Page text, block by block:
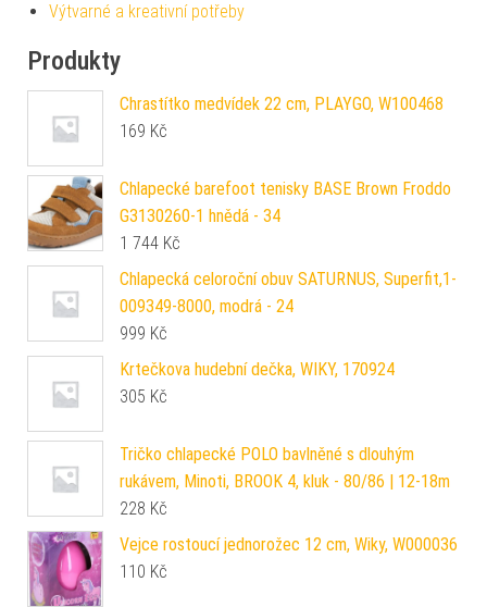
Výtvarné a kreativní potřeby
Produkty
Chrastítko medvídek 22 cm, PLAYGO, W100468
169 Kč
Chlapecké barefoot tenisky BASE Brown Froddo
G3130260-1 hnědá - 34
1 744 Kč
Chlapecká celoroční obuv SATURNUS, Superfit,1-
009349-8000, modrá - 24
999 Kč
Krtečkova hudební dečka, WIKY, 170924
305 Kč
Tričko chlapecké POLO bavlněné s dlouhým
rukávem, Minoti, BROOK 4, kluk - 80/86 | 12-18m
228 Kč
Vejce rostoucí jednorožec 12 cm, Wiky, W000036
110 Kč